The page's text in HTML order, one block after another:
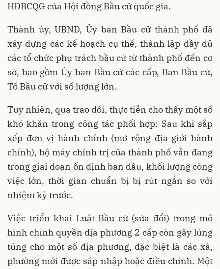
HĐBCQG của Hội đồng Bầu cử quốc gia.
Thành ủy, UBND, Ủy ban Bầu cử thành phố đã
xây dựng các kế hoạch cụ thể, thành lập đầy đủ
các tổ chức phụ trách bầu cử từ thành phố đến cơ
sở, bao gồm Ủy ban Bầu cử các cấp, Ban Bầu cử,
Tổ Bầu cử với số lượng lớn.
Tuy nhiên, qua trao đổi, thực tiễn cho thấy một số
khó khăn trong công tác phối hợp: Sau khi sắp
xếp đơn vị hành chính (mở rộng địa giới hành
chính), bộ máy chính trị của thành phố vẫn đang
trong giai đoạn ổn định ban đầu, khối lượng công
việc lớn, thời gian chuẩn bị bị rút ngắn so với
nhiệm kỳ trước.
Việc triển khai Luật Bầu cử (sửa đổi) trong mô
hình chính quyền địa phương 2 cấp còn gây lúng
túng cho một số địa phương, đặc biệt là các xã,
phường mới được sáp nhập hoặc điều chỉnh. Một